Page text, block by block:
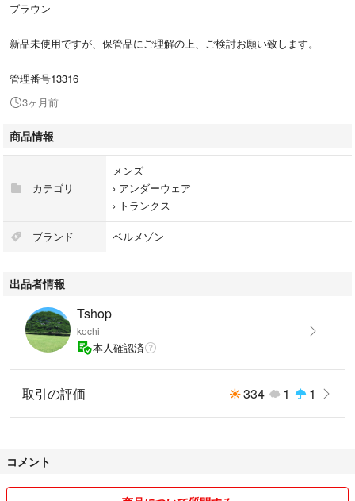
ブラウン
新品未使用ですが、保管品にご理解の上、ご検討お願い致します。
管理番号13316
3ヶ月前
商品情報
カテゴリ
メンズ
› アンダーウェア
› トランクス
ブランド ベルメゾン
出品者情報
Tshop
kochi
本人確認済
取引の評価 334 1 1
コメント